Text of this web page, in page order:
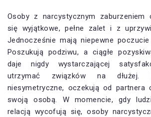
Osoby z narcystycznym zaburzeniem
się wyjątkowe, pełne zalet i z
Jednocześnie mają niepewne
Poszukują podziwu, a ciągłe
daje nigdy wystarczającej
utrzymać związków na
niesymetryczne, oczekują od partnera
swoją osobą. W momencie, gdy
relacją wycofują się, osoby